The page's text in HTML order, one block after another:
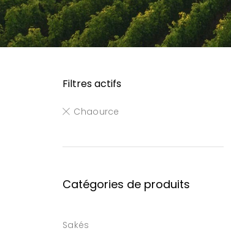
Filtres actifs
Chaource
Catégories de produits
Sakés